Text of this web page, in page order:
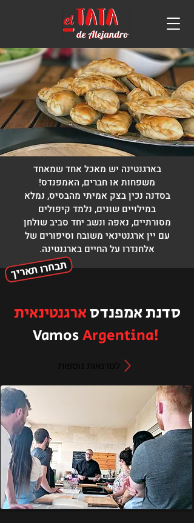
בארגנטינה יש מאכל אחד שמאחד
משפחות או חברים, האמפנדס!
בסדנה נכין בצק אמיתי מהבסיס, נמלא
במילויים שונים, נלמד קיפולים
מסורתיים, נאפה ונשב יחד סביב שולחן
עם יין ארגנטינאי משובח וסיפורים של
אלחנדרו על החיים בארגנטינה.
תבחרו תאריך
סדנת אמפנדסארגנטינאית
!
VamosArgentina
לסדנאות נוספות